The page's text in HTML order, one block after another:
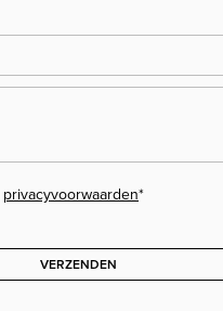
privacyvoorwaarden*
VERZENDEN